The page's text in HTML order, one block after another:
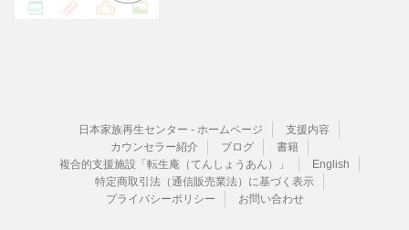
日本家族再生センター - ホームページ
支援内容
カウンセラー紹介
ブログ
書籍
複合的支援施設「転生庵（てんしょうあん）」
English
特定商取引法（通信販売業法）に基づく表示
プライバシーポリシー
お問い合わせ